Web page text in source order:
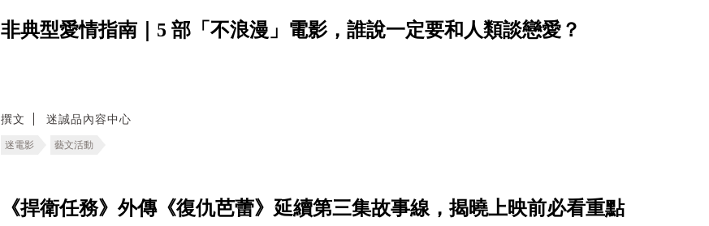
非典型愛情指南｜5 部「不浪漫」電影，誰說一定要和人類談戀愛？
撰文 迷誠品內容中心
迷電影 藝文活動
《捍衛任務》外傳《復仇芭蕾》延續第三集故事線，揭曉上映前必看重點